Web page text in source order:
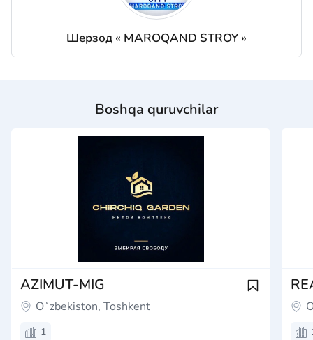
Шерзод « MAROQAND STROY »
Boshqa quruvchilar
AZIMUT-MIG
Oʻzbekiston, Toshkent
1